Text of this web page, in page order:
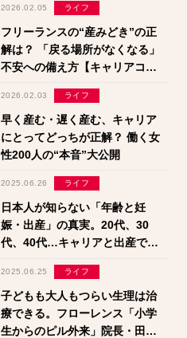
2026.02.05 ライフ
フリーランスの“産みどき”の正
解は？ 「戻る場所がなくなる」
不安への備え方【キャリアコン
2026.02.03 ライフ
早く産む・遅く産む、キャリア
にとってどっちが正解？ 働く女
性200人の“本音”大公開
2025.06.26 ライフ
日本人が知らない「年齢と妊
娠・出産」の真実。20代、30
代、40代…キャリアと出産で後
成育医療研究センター医師監
修】
2025.06.25 ライフ
子どもも大人もつらい生理は治
療できる。フローレンス「小学
生からのピル外来」院長・田中